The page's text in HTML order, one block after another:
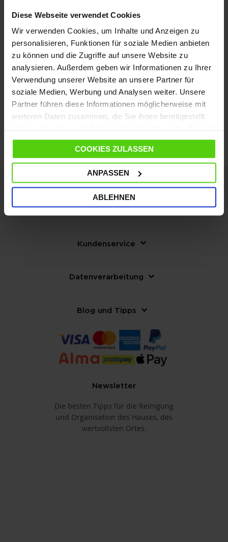
Diese Webseite verwendet Cookies
Wir verwenden Cookies, um Inhalte und Anzeigen zu
personalisieren, Funktionen für soziale Medien anbieten
zu können und die Zugriffe auf unsere Website zu
analysieren. Außerdem geben wir Informationen zu Ihrer
Verwendung unserer Website an unsere Partner für
soziale Medien, Werbung und Analysen weiter. Unsere
Partner führen diese Informationen möglicherweise mit
weiteren Daten zusammen, die Sie ihnen bereitgestellt
gesammelt haben.
COOKIES ZULASSEN
ANPASSEN
ABLEHNEN
Ich habe die Bestellung aufgegeben. Und nun?
Wo ist meine Bestellung?
Die Firma
Kundenservice
Datenverarbeitung
Blog und Tipps
Newsletter
Die besten Tipps für die Reinigung
und Organisation des Hauses, des
wertvollsten Ortes.